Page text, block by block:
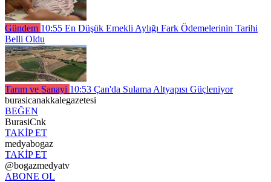
Gündem 10:55 En Düşük Emekli Aylığı Fark Ödemelerinin Tarihi
Belli Oldu
Tarım ve Sanayi 10:53 Çan'da Sulama Altyapısı Güçleniyor
burasicanakkalegazetesi
BEĞEN
BurasiCnk
TAKİP ET
medyabogaz
TAKİP ET
@bogazmedyatv
ABONE OL